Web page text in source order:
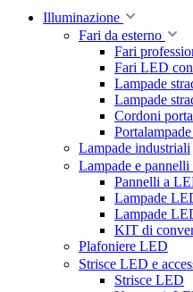
Illuminazione
Fari da esterno
Fari
Fari LED
Lampade
Lampade
Cordoni
Lampade industriali
Lampade e
Pannelli a
Lampade
Lampade
KIT di
Plafoniere LED
Strisce LED e
Strisce LED